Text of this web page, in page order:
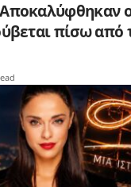
πίσω από